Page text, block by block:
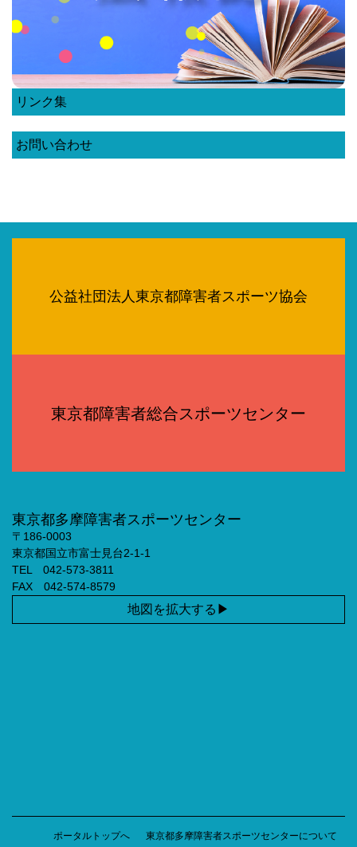
リンク集
お問い合わせ
公益社団法人東京都障害者スポーツ協会
東京都障害者総合スポーツセンター
東京都多摩障害者スポーツセンター
〒186-0003
東京都国立市富士見台2-1-1
TEL 042-573-3811
FAX 042-574-8579
地図を拡大する
ポータルトップへ 東京都多摩障害者スポーツセンターについて